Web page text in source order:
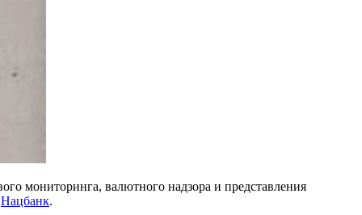
мониторинга, валютного надзора и представления
Нацбанк.